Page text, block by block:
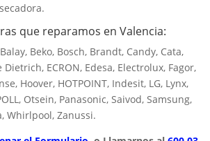
que reparamos en Valencia:
Beko, Bosch, Brandt, Candy, Cata,
Dietrich, ECRON, Edesa, Electrolux, Fagor,
Hoover, HOTPOINT, Indesit, LG, Lynx,
Otsein, Panasonic, Saivod, Samsung,
Whirlpool, Zanussi.